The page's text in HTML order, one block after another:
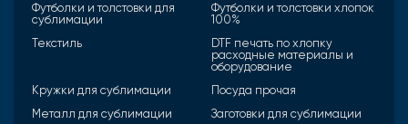
Футболки и толстовки для
сублимации
Футболки и толстовки хлопок
100%
Текстиль
DTF печать по хлопку
расходные материалы и
оборудование
Кружки для сублимации
Посуда прочая
Металл для сублимации
Заготовки для сублимации